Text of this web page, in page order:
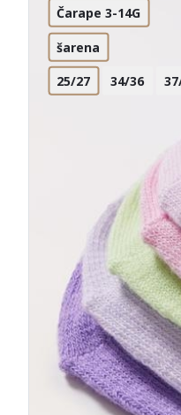
Čarape 3-14G
šarena
25/27 34/36